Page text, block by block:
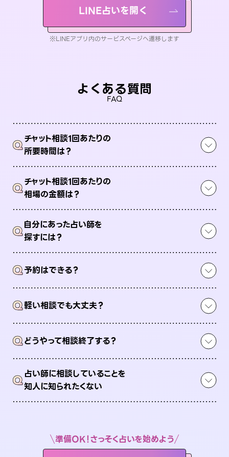
LINE占いを開く
※LINEアプリ内のサービスページへ遷移します
よくある質問
FAQ
Qチャット相談1回あたりの
所要時間は？
Qチャット相談1回あたりの
相場の金額は？
Q自分にあった占い師を
探すには？
Q予約はできる？
Q軽い相談でも大丈夫？
Qどうやって相談終了する？
Q占い師に相談していることを
知人に知られたくない
準備OK！さっそく占いを始めよう